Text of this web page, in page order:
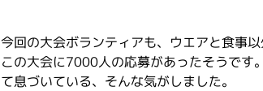
今回の大会ボランティアも、ウエアと食事
この大会に7000人の応募があったそうです
て息づいている、そんな気がしました。